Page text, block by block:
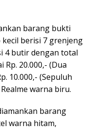
barang bukti
kecil berisi 7 grenjeng
4 butir dengan total
20.000,- (Dua
10.000,- (Sepuluh
warna biru.
barang
warna hitam,